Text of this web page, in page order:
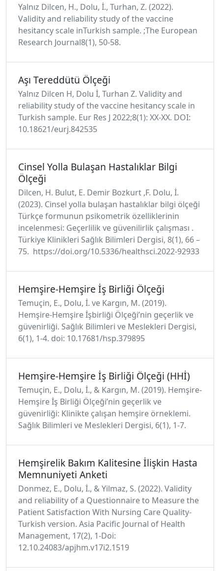
Yalnız Dilcen, H., Dolu, İ., Turhan, Z. (2022).
Validity and reliability study of the vaccine
hesitancy scale inTurkish sample. ;The European
Research Journal8(1), 50-58.
Aşı Tereddütü Ölçeği
Yalnız Dilcen H, Dolu İ, Turhan Z. Validity and
reliability study of the vaccine hesitancy scale in
Turkish sample. Eur Res J 2022;8(1): XX-XX. DOI:
10.18621/eurj.842535
Cinsel Yolla Bulaşan Hastalıklar Bilgi
Ölçeği
Dilcen, H. Bulut, E. Demir Bozkurt ,F. Dolu, İ.
(2023). Cinsel yolla bulaşan hastalıklar bilgi ölçeği
Türkçe formunun psikometrik özelliklerinin
incelenmesi: Geçerlilik ve güvenilirlik çalışması .
Türkiye Klinikleri Sağlık Bilimleri Dergisi, 8(1), 66 –
75. https://doi.org/10.5336/healthsci.2022-92933
Hemşire-Hemşire İş Birliği Ölçeği
Temuçin, E., Dolu, İ. ve Kargın, M. (2019).
Hemşire-Hemşire İşbirliği Ölçeği’nin geçerlik ve
güvenirliği. Sağlık Bilimleri ve Meslekleri Dergisi,
6(1), 1-4. doi: 10.17681/hsp.379895
Hemşire-Hemşire İş Birliği Ölçeği (HHİ)
Temuçin, E., Dolu, İ., & Kargın, M. (2019). Hemşire-
Hemşire İş Birliği Ölçeği’nin geçerlik ve
güvenirliği: Klinikte çalışan hemşire örneklemi.
Sağlık Bilimleri ve Meslekleri Dergisi, 6(1), 1-7.
Hemşirelik Bakım Kalitesine İlişkin Hasta
Memnuniyeti Anketi
Donmez, E., Dolu, İ., & Yilmaz, S. (2022). Validity
and reliability of a Questionnaire to Measure the
Patient Satisfaction With Nursing Care Quality-
Turkish version. Asia Pacific Journal of Health
Management, 17(2), 1-Doi:
12.10.24083/apjhm.v17i2.1519